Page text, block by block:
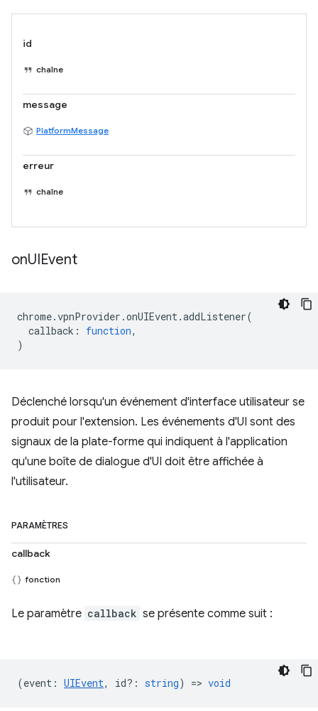
id
chaîne
message
PlatformMessage
erreur
chaîne
onUIEvent
chrome.vpnProvider .onUIEvent.addListener(
callback : function,
)
Déclenché lorsqu'un événement d'interface utilisateur se
produit pour l'extension. Les événements d'UI sont des
signaux de la plate-forme qui indiquent à l'application
qu'une boîte de dialogue d'UI doit être affichée à
l'utilisateur.
PARAMÈTRES
callback
fonction
Le paramètre callback se présente comme suit :
(event : UIEvent, id? : string) => void